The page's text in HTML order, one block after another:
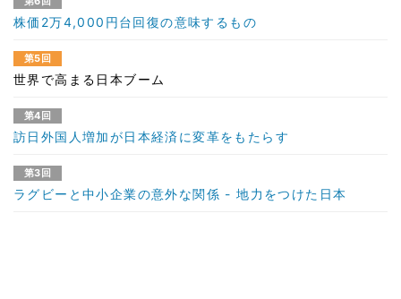
株価2万4,000円台回復の意味するもの
第5回
世界で高まる日本ブーム
第4回
訪日外国人増加が日本経済に変革をもたらす
第3回
ラグビーと中小企業の意外な関係 - 地力をつけた日本